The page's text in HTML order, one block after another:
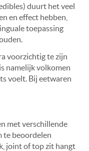
duurt het veel
en effect hebben,
toepassing
voorzichtig te zijn
namelijk volkomen
voelt. Bij eetwaren
met verschillende
te beoordelen
joint of top zit hangt